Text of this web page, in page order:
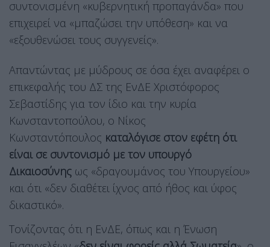
συντονισμένη «κυβερνητική προπαγάνδα» που
επιχειρεί να «μπαζώσει την υπόθεση» και να
«εξουθενώσει τους συγγενείς».
Απαντώντας με μύδρους σε όσα έχει αναφέρει ο
επικεφαλής του ΔΣ της ΕνΔΕ Χριστόφορος
Σεβαστίδης για τον ίδιο και την κυρία
Κωνσταντοπούλου, ο Νίκος
Κωνσταντόπουλος καταλόγισε στον εφέτη ότι
είναι σε συντονισμό με τον υπουργό
Δικαιοσύνης ως «δραγουμάνος του Υπουργείου»
και ότι «δεν διαθέτει ίχνος από ήθος και ύφος
δικαστικό».
Τονίζοντας ότι η ΕνΔΕ, όπως και η Ένωση